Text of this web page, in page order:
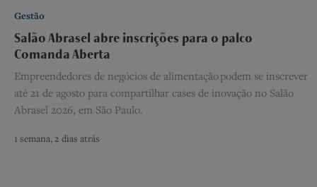
Gestão
Salão Abrasel abre inscrições para o palco
Comanda Aberta
Empreendedores de negócios de alimentação podem se inscrever
até 21 de agosto para compartilhar cases de inovação no Salão
Abrasel 2026, em São Paulo.
1 semana, 2 dias atrás